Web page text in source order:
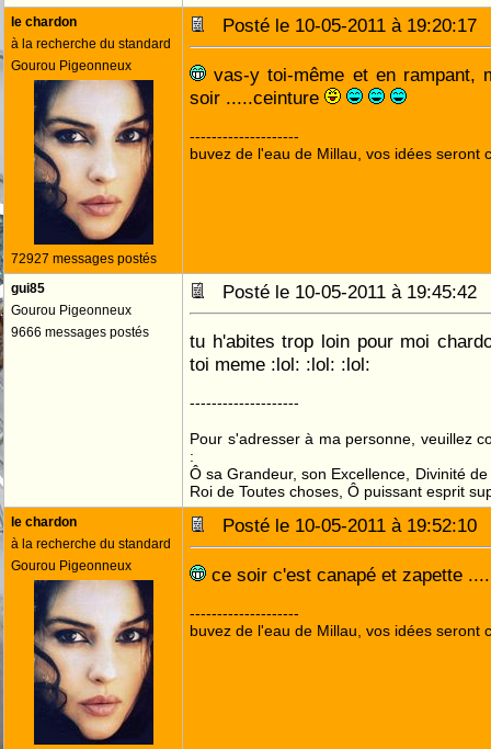
le chardon
à la recherche du standard
Gourou Pigeonneux
72927 messages postés
Posté le 10-05-2011 à
vas-y toi-même et en rampant,
soir .....ceinture
--------------------
buvez de l'eau de Millau, vos idées seront
gui85
Gourou Pigeonneux
9666 messages postés
Posté le 10-05-2011 à
tu h'abites trop loin pour moi
toi meme :lol: :lol: :lol:
--------------------
Pour s'adresser à ma personne, veuillez
:
Ô sa Grandeur, son Excellence, Divinité
Roi de Toutes choses, Ô puissant esprit
le chardon
à la recherche du standard
Gourou Pigeonneux
Posté le 10-05-2011 à
ce soir c'est canapé et zapette
--------------------
buvez de l'eau de Millau, vos idées seront